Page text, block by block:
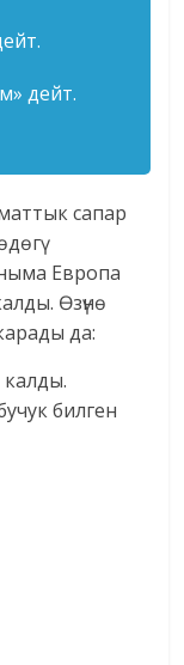
дейт.
сапар
Европа
Өзүнө
да:
билген